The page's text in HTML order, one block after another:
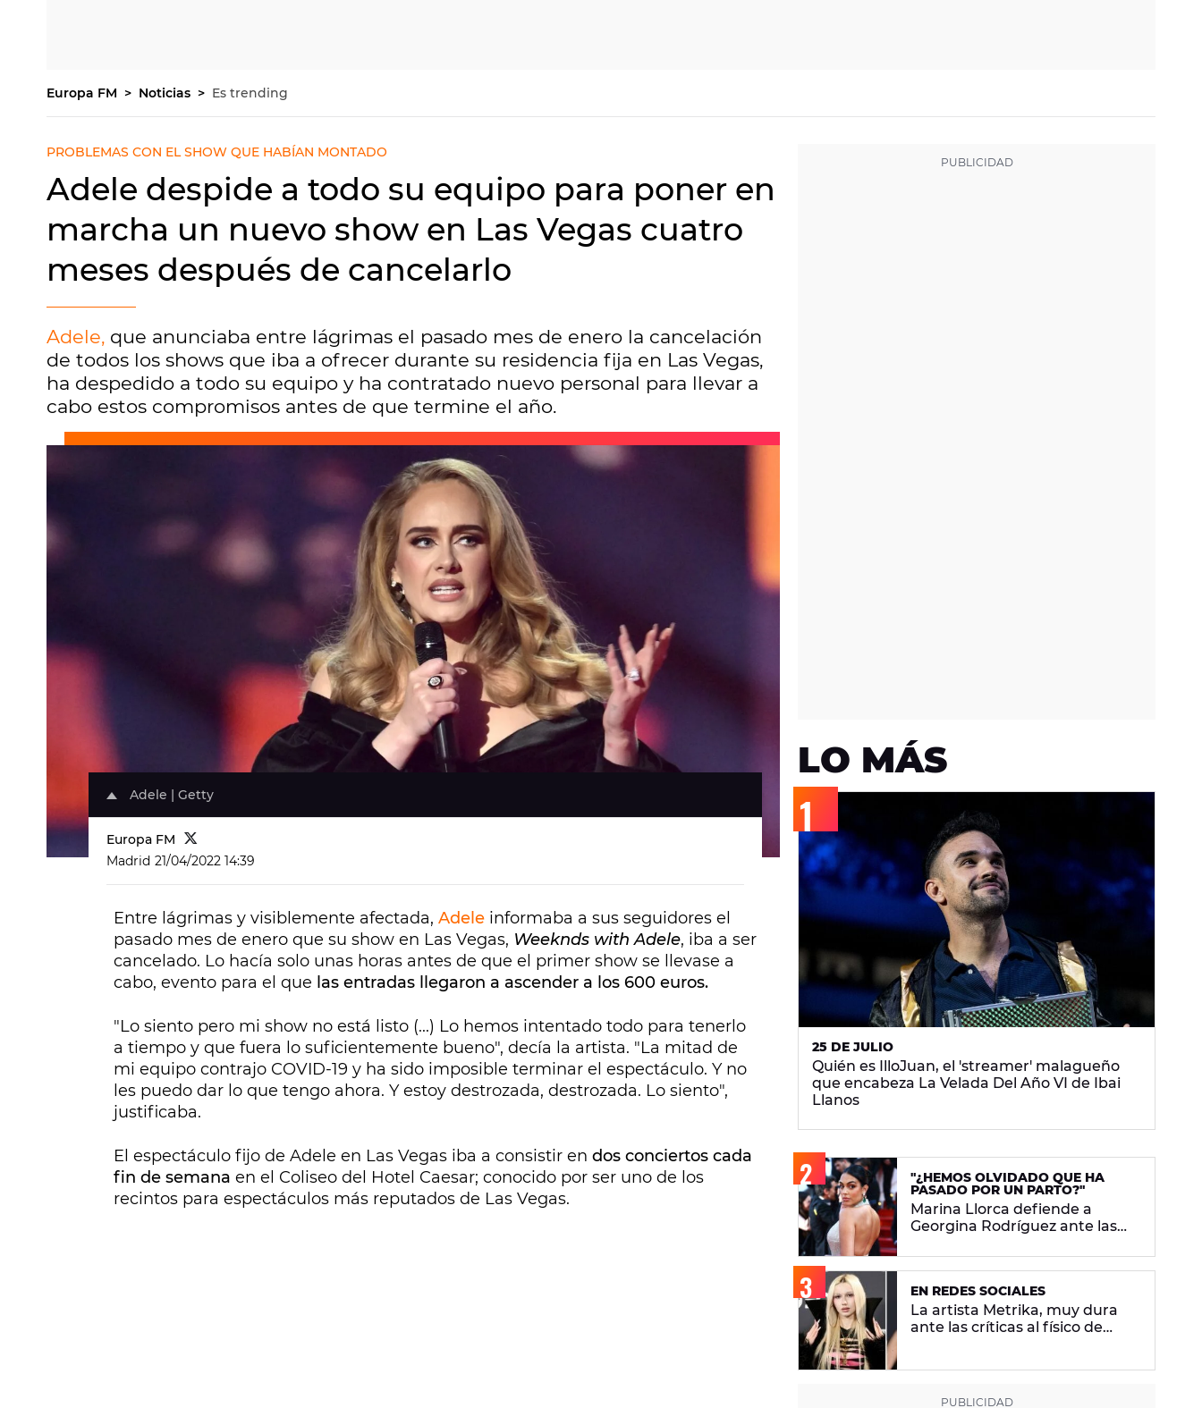
Europa FM Noticias Es trending
PROBLEMAS CON EL SHOW QUE HABÍAN MONTADO
Adele despide a todo su equipo para poner en
marcha un nuevo show en Las Vegas cuatro
meses después de cancelarlo
Adele, que anunciaba entre lágrimas el pasado mes de enero la cancelación
de todos los shows que iba a ofrecer durante su residencia fija en Las Vegas,
ha despedido a todo su equipo y ha contratado nuevo personal para llevar a
cabo estos compromisos antes de que termine el año.
Adele | Getty
Europa FM
Madrid 21/04/2022 14:39
Entre lágrimas y visiblemente afectada, Adele informaba a sus seguidores el
pasado mes de enero que su show en Las Vegas, Weeknds with Adele, iba a ser
cancelado. Lo hacía solo unas horas antes de que el primer show se llevase a
cabo, evento para el que las entradas llegaron a ascender a los 600 euros.
"Lo siento pero mi show no está listo (...) Lo hemos intentado todo para tenerlo
a tiempo y que fuera lo suficientemente bueno", decía la artista. "La mitad de
mi equipo contrajo COVID-19 y ha sido imposible terminar el espectáculo. Y no
les puedo dar lo que tengo ahora. Y estoy destrozada, destrozada. Lo siento",
justificaba.
El espectáculo fijo de Adele en Las Vegas iba a consistir en dos conciertos cada
fin de semana en el Coliseo del Hotel Caesar; conocido por ser uno de los
recintos para espectáculos más reputados de Las Vegas.
LO MÁS
25 DE JULIO
Quién es IlloJuan, el 'streamer' malagueño
que encabeza La Velada Del Año VI de Ibai
Llanos
"¿HEMOS OLVIDADO QUE HA
PASADO POR UN PARTO?"
Marina Llorca defiende a
Georgina Rodríguez ante las
EN REDES SOCIALES
La artista Metrika, muy dura
ante las críticas al físico de